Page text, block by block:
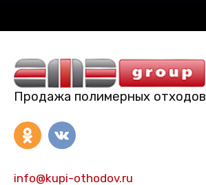
Продажа полимерных отходов
info@kupi-othodov.ru